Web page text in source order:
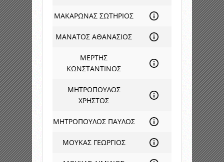
ΜΑΚΑΡΩΝΑΣ ΣΩΤΗΡΙΟΣ
ΜΑΝΑΤΟΣ ΑΘΑΝΑΣΙΟΣ
ΜΕΡΤΗΣ
ΚΩΝΣΤΑΝΤΙΝΟΣ
ΜΗΤΡΟΠΟΥΛΟΣ
ΧΡΗΣΤΟΣ
ΜΗΤΡΟΠΟΥΛΟΣ ΠΑΥΛΟΣ
ΜΟΥΚΑΣ ΓΕΩΡΓΙΟΣ